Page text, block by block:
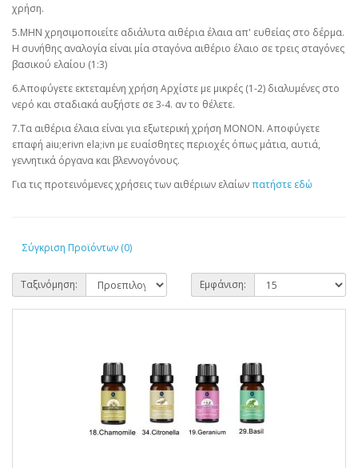
χρήση.
5.ΜΗΝ χρησιμοποιείτε αδιάλυτα αιθέρια έλαια απ' ευθείας στο δέρμα.
Η συνήθης αναλογία είναι μία σταγόνα αιθέριο έλαιο σε τρεις σταγόνες
βασικού ελαίου (1:3)
6.Αποφύγετε εκτεταμένη χρήση Αρχίστε με μικρές (1-2) διαλυμένες στο
νερό και σταδιακά αυξήστε σε 3-4. αν το θέλετε.
7.Τα αιθέρια έλαια είναι για εξωτερική χρήση ΜΟΝΟΝ. Αποφύγετε
επαφή aiu;erivn ela;ivn με ευαίσθητες περιοχές όπως μάτια, αυτιά,
γεννητικά όργανα και βλεννογόνους.
Για τις προτεινόμενες χρήσεις των αιθέριων ελαίωνπατήστε εδώ
Σύγκριση Προϊόντων (0)
Ταξινόμηση: Εμφάνιση: